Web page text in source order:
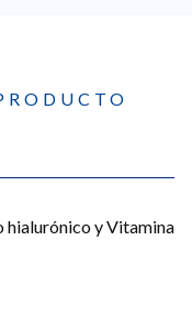
hialurónico y Vitamina